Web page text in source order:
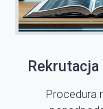
Rekrutacja
Procedura